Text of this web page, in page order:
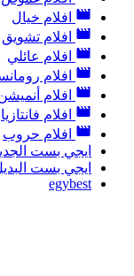
افلام خيال
افلام تشويق
افلام عائلي
افلام
افلام
افلام فانتازيا
افلام حروب
ايجي بست
ايجي بست
egybest